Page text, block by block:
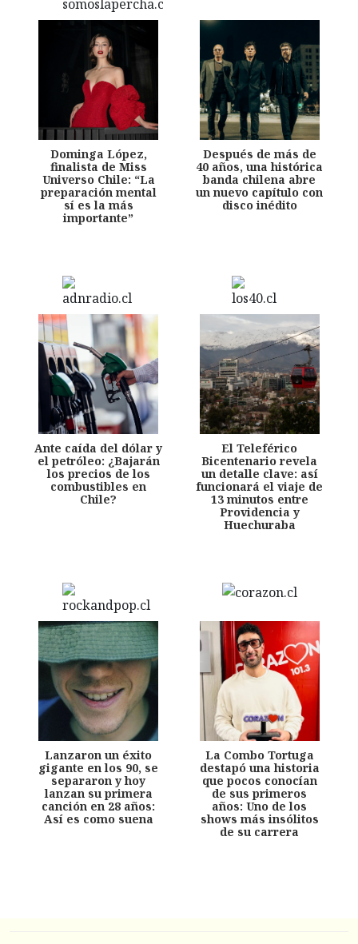
Dominga López,
finalista de Miss
Universo Chile: “La
preparación mental
sí es la más
importante”
Después de más de
40 años, una histórica
banda chilena abre
un nuevo capítulo con
disco inédito
Ante caída del dólar y
el petróleo: ¿Bajarán
los precios de los
combustibles en
Chile?
El Teleférico
Bicentenario revela
un detalle clave: así
funcionará el viaje de
13 minutos entre
Providencia y
Huechuraba
Lanzaron un éxito
gigante en los 90, se
separaron y hoy
lanzan su primera
canción en 28 años:
Así es como suena
La Combo Tortuga
destapó una historia
que pocos conocían
de sus primeros
años: Uno de los
shows más insólitos
de su carrera